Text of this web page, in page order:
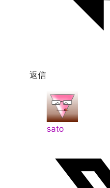
返信
sato